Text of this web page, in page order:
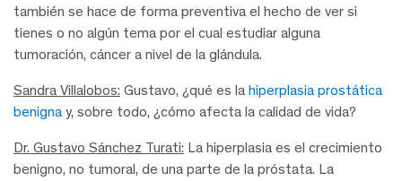
también se hace de forma preventiva el hecho de ver si
tienes o no algún tema por el cual estudiar alguna
tumoración, cáncer a nivel de la glándula.
Sandra Villalobos: Gustavo, ¿qué es la hiperplasia prostática
benigna y, sobre todo, ¿cómo afecta la calidad de vida?
Dr. Gustavo Sánchez Turati: La hiperplasia es el crecimiento
benigno, no tumoral, de una parte de la próstata. La